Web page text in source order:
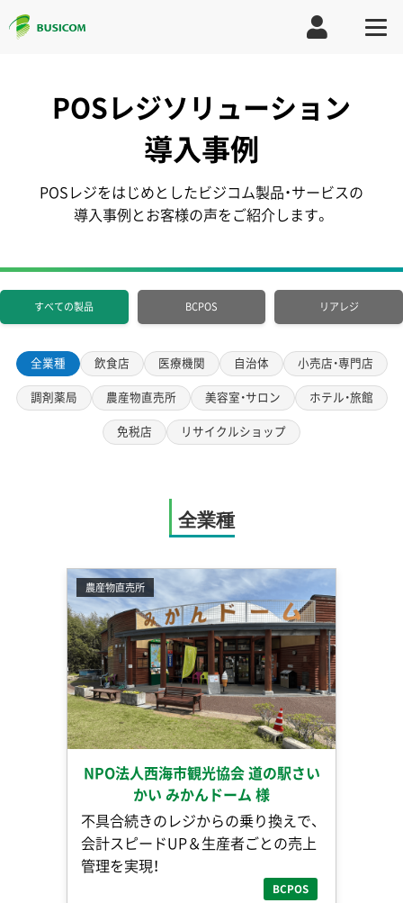
POSレジソリューション
導入事例
POSレジをはじめとしたビジコム製品・サービスの
導入事例とお客様の声をご紹介します。
すべての製品 BCPOS リアレジ
全業種 飲食店 医療機関 自治体 小売店・専門店
調剤薬局 農産物直売所 美容室・サロン ホテル・旅館
免税店 リサイクルショップ
全業種
農産物直売所
NPO法人西海市観光協会 道の駅さい
かい みかんドーム 様
不具合続きのレジからの乗り換えで、
会計スピードUP＆生産者ごとの売上
管理を実現！
BCPOS